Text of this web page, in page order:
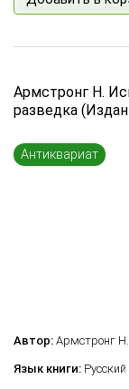
Армстронг Н.
разведка
Антиквариат
Автор: Армстронг Н.
Язык книги: Русский